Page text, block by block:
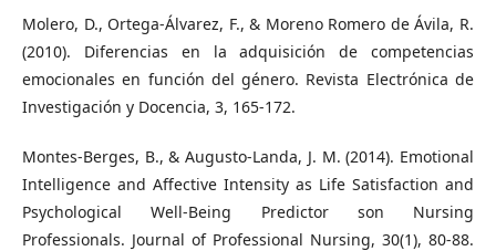
Molero, D., Ortega-Álvarez, F., & Moreno Romero de Ávila, R.
(2010). Diferencias en la adquisición de competencias
emocionales en función del género. Revista Electrónica de
Investigación y Docencia, 3, 165-172.
Montes-Berges, B., & Augusto-Landa, J. M. (2014). Emotional
Intelligence and Affective Intensity as Life Satisfaction and
Psychological Well-Being Predictor son Nursing
Professionals. Journal of Professional Nursing, 30(1), 80-88.